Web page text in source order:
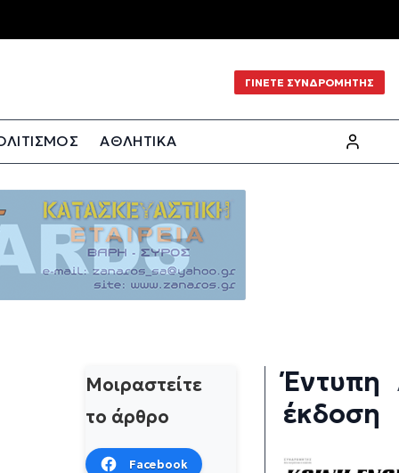
ΓΙΝΕΤΕ ΣΥΝΔΡΟΜΗΤΗΣ
ΑΘΛΗΤΙΚΑ
Μοιραστείτε
το άρθρο
Facebook
Έντυπη
έκδοση